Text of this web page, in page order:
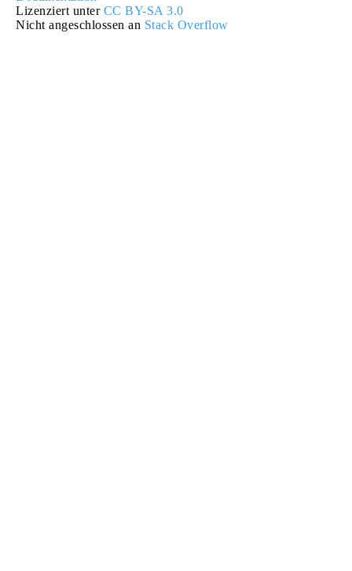
Lizenziert unter CC BY-SA 3.0
Nicht angeschlossen an Stack Overflow